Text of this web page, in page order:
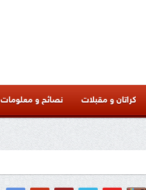
كراتان و مقبلات نصائح و معلومات